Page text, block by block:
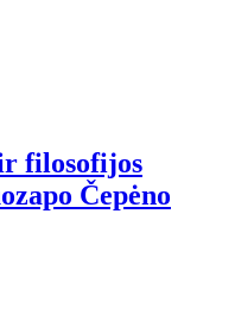
filosofijos
Čepėno